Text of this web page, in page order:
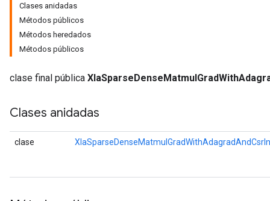
Clases anidadas
Métodos públicos
Métodos heredados
Métodos públicos
clase final pública
Clases anidadas
clase